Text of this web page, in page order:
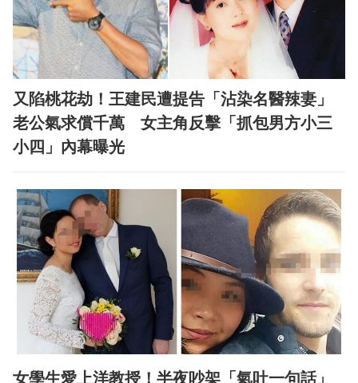
又陷桃花劫！王建民遭提告「沾染名醫辣妻」
老公氣求償千萬 女主角反擊「抓包男方小三
小四」內幕曝光
女學生愛上洋教授！半夜吵架「氣吐一句話」